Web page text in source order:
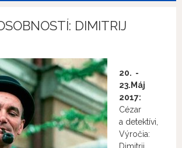
DIMITRIJ
20. -
23.Máj
2017:
Cézar
a detektívi,
Výročia: